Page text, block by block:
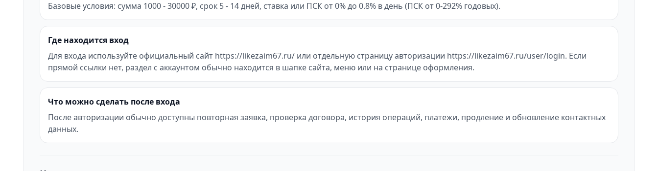
Базовые условия: сумма 1000 - 30000 ₽, срок 5 - 14 дней, ставка или ПСК от 0% до 0.8% в день (ПСК от 0-292% годовых).
Где находится вход
Для входа используйте официальный сайт https://likezaim67.ru/ или отдельную страницу авторизации https://likezaim67.ru/user/login. Если
прямой ссылки нет, раздел с аккаунтом обычно находится в шапке сайта, меню или на странице оформления.
Что можно сделать после входа
После авторизации обычно доступны повторная заявка, проверка договора, история операций, платежи, продление и обновление контактных
данных.